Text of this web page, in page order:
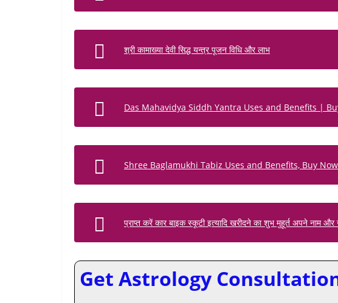
श्री कामाख्या देवी सिद्ध यन्त्र पूजन विधि और लाभ
Das Mahavidya Siddh Yantra Uses and Benefits |
Shree Baglamukhi Tabiz Uses and Benefits, Buy
प्राप्त करें कार बाइक स्कूटी इत्यादि खरीदने का शुभ मुहूर्त अपने नाम
Get Astrology